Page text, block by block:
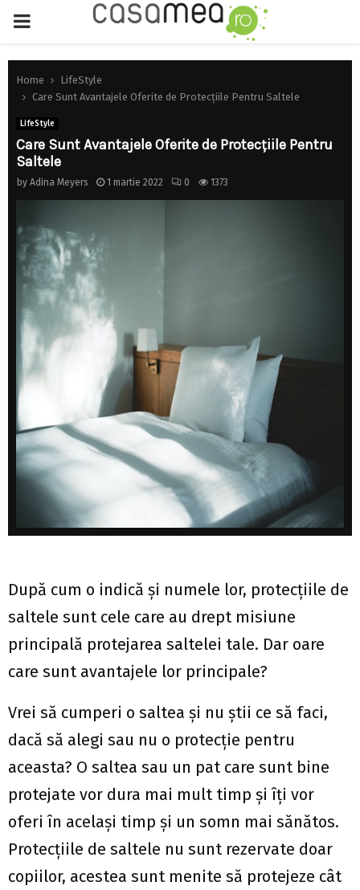
PRIMARY
MENU
Home
LifeStyle
Care Sunt Avantajele Oferite de Protecțiile Pentru Saltele
LifeStyle
Care Sunt Avantajele Oferite de Protecțiile Pentru
Saltele
by Adina Meyers 1 martie 2022 0 1373
După cum o indică și numele lor, protecțiile de
saltele sunt cele care au drept misiune
principală protejarea saltelei tale. Dar oare
care sunt avantajele lor principale?
Vrei să cumperi o saltea și nu știi ce să faci,
dacă să alegi sau nu o protecție pentru
aceasta? O saltea sau un pat care sunt bine
protejate vor dura mai mult timp și îți vor
oferi în același timp și un somn mai sănătos.
Protecțiile de saltele nu sunt rezervate doar
copiilor, acestea sunt menite să protejeze cât